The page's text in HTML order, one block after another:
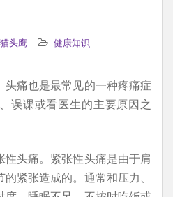
头鹰 健康知识
头痛也是最常见的一种疼痛症
误课或看医生的主要原因之
头痛。紧张性头痛是由于肩
紧张造成的。通常和压力、